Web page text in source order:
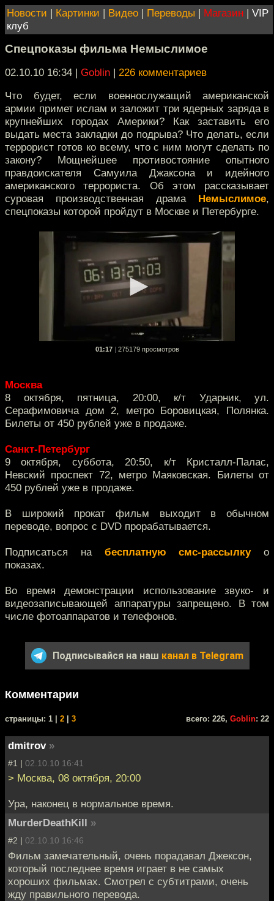
Новости | Картинки | Видео | Переводы | Магазин | VIP
клуб
Спецпоказы фильма Немыслимое
02.10.10 16:34 | Goblin | 226 комментариев
Что будет, если военнослужащий американской
армии примет ислам и заложит три ядерных заряда в
крупнейших городах Америки? Как заставить его
выдать места закладки до подрыва? Что делать, если
террорист готов ко всему, что с ним могут сделать по
закону? Мощнейшее противостояние опытного
правдоискателя Самуила Джаксона и идейного
американского террориста. Об этом рассказывает
суровая производственная драма Немыслимое,
спецпоказы которой пройдут в Москве и Петербурге.
01:17 275179 просмотров
Москва
8 октября, пятница, 20:00, к/т Ударник, ул.
Серафимовича дом 2, метро Боровицкая, Полянка.
Билеты от 450 рублей уже в продаже.
Санкт-Петербург
9 октября, суббота, 20:50, к/т Кристалл-Палас,
Невский проспект 72, метро Маяковская. Билеты от
450 рублей уже в продаже.
В широкий прокат фильм выходит в обычном
переводе, вопрос с DVD прорабатывается.
Подписаться на бесплатную смс-рассылкуо
показах.
Во время демонстрации использование звуко- и
видеозаписывающей аппаратуры запрещено. В том
числе фотоаппаратов и телефонов.
Подписывайся на наш канал в Telegram
Комментарии
cтраницы: 1 | 2 3 всего: 226, Goblin: 22
dmitrov »
#1 | 02.10.10 16:41
> Москва, 08 октября, 20:00
Ура, наконец в нормальное время.
MurderDeathKill »
#2 | 02.10.10 16:46
Фильм замечательный, очень порадавал Джексон,
который последнее время играет в не самых
хороших фильмах. Смотрел с субтитрами, очень
жду правильного перевода.